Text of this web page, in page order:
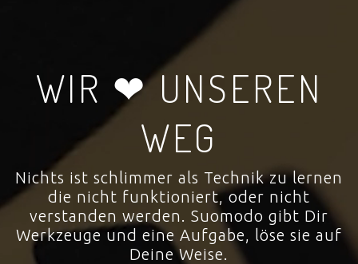
WIR ❤ UNSEREN
WEG
Nichts ist schlimmer als Technik zu lernen
die nicht funktioniert, oder nicht
verstanden werden. Suomodo gibt Dir
Werkzeuge und eine Aufgabe, löse sie auf
Deine Weise.